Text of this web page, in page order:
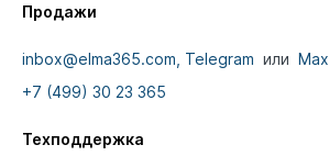
Продажи
inbox@elma365.com, Telegram или Max
+7 (499) 30 23 365
Техподдержка